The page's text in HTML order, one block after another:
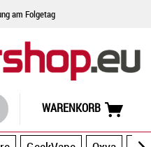
am Folgetag
WARENKORB